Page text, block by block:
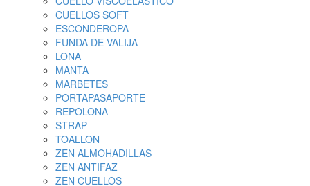
CUELLOS SOFT
ESCONDEROPA
FUNDA DE VALIJA
LONA
MANTA
MARBETES
PORTAPASAPORTE
REPOLONA
STRAP
TOALLON
ZEN ALMOHADILLAS
ZEN ANTIFAZ
ZEN CUELLOS